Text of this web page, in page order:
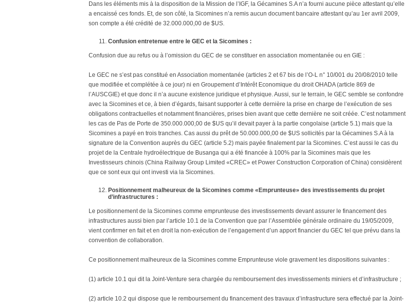
Dans les éléments mis à la disposition de la Mission de l’IGF, la Gécamines S.A n’a fourni aucune pièce attestant qu’elle
a encaissé ces fonds. Et, de son côté, la Sicomines n’a remis aucun document bancaire attestant qu’au 1er avril 2009,
son compte a été crédité de 32.000.000,00 de $US.
Confusion entretenue entre le GEC et la Sicomines :
Confusion due au refus ou à l’omission du GEC de se constituer en association momentanée ou en GIE :
Le GEC ne s’est pas constitué en Association momentanée (articles 2 et 67 bis de l’O-L n° 10/001 du 20/08/2010 telle
que modifiée et complétée à ce jour) ni en Groupement d’Intérêt Economique du droit OHADA (article 869 de
l’AUSCGIE) et que donc il n’a aucune existence juridique et physique. Aussi, sur le terrain, le GEC semble se confondre
avec la Sicomines et ce, à bien d’égards, faisant supporter à cette dernière la prise en charge de l’exécution de ses
obligations contractuelles et notamment financières, prises bien avant que cette dernière ne soit créée. C’est notamment
les cas de Pas de Porte de 350.000.000,00 de $US qu’il devait payer à la partie congolaise (article 5.1) mais que la
Sicomines a payé en trois tranches. Cas aussi du prêt de 50.000.000,00 de $US sollicités par la Gécamines S.A à la
signature de la Convention auprès du GEC (article 5.2) mais payée finalement par la Sicomines. C’est aussi le cas du
projet de la Centrale hydroélectrique de Busanga qui a été financée à 100% par la Sicomines mais que les
Investisseurs chinois (China Railway Group Limited «CREC» et Power Construction Corporation of China) considèrent
que ce sont eux qui ont investi via la Sicomines.
Positionnement malheureux de la Sicomines comme «Emprunteuse» des investissements du projet
d’infrastructures :
Le positionnement de la Sicomines comme emprunteuse des investissements devant assurer le financement des
infrastructures aussi bien par l’article 10.1 de la Convention que par l’Assemblée générale ordinaire du 19/05/2009,
vient confirmer en fait et en droit la non-exécution de l’engagement d’un apport financier du GEC tel que prévu dans la
convention de collaboration.
Ce positionnement malheureux de la Sicomines comme Emprunteuse viole gravement les dispositions suivantes :
(1) article 10.1 qui dit la Joint-Venture sera chargée du remboursement des investissements miniers et d’infrastructure ;
(2) article 10.2 qui dispose que le remboursement du financement des travaux d’infrastructure sera effectué par la Joint-